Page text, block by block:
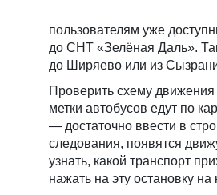
пользователям уже
до СНТ «Зелёная Даль».
до Ширяево или из
Проверить схему
метки автобусов едут по
— достаточно ввести в
следования, появятся
узнать, какой транспорт
нажать на эту остановку на